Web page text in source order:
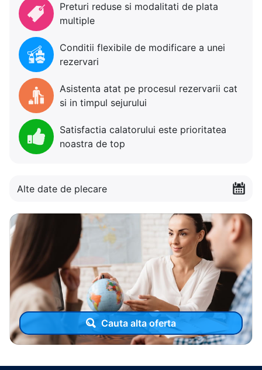
Preturi reduse si modalitati de plata
multiple
Conditii flexibile de modificare a unei
rezervari
Asistenta atat pe procesul rezervarii cat
si in timpul sejurului
Satisfactia calatorului este prioritatea
noastra de top
Alte date de plecare
Cauta alta oferta